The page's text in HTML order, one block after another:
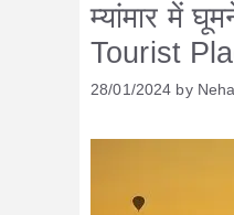
म्यांमार में
Tourist
28/01/2024 by